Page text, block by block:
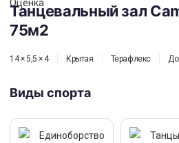
Танцевальный зал
75м2
14 × 5,5 × 4 Крытая Терафлекс До
Виды спорта
Единоборство Танцы